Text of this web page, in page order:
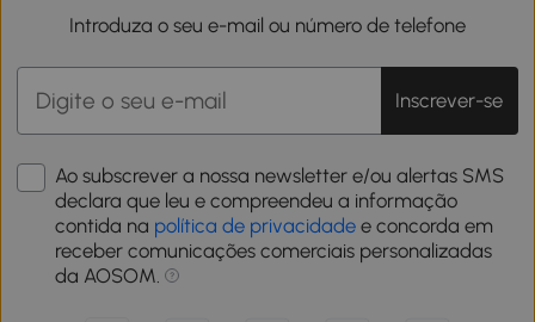
Introduza o seu e-mail ou número de telefone
Inscrever-se
Ao subscrever a nossa newsletter e/ou alertas SMS
declara que leu e compreendeu a informação
contida na política de privacidade e concorda em
receber comunicações comerciais personalizadas
da AOSOM.